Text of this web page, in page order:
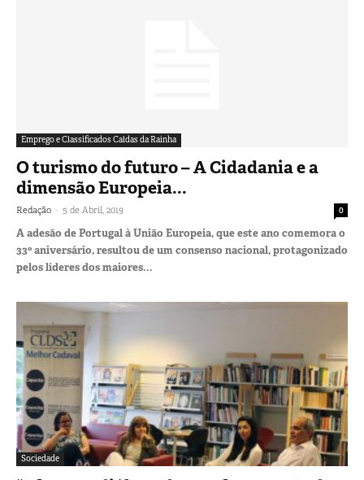
Emprego e Classificados Caldas da Rainha
O turismo do futuro – A Cidadania e a
dimensão Europeia...
Redação - 5 de Abril, 2019 0
A adesão de Portugal à União Europeia, que este ano comemora o
33º aniversário, resultou de um consenso nacional, protagonizado
pelos líderes dos maiores...
Sociedade